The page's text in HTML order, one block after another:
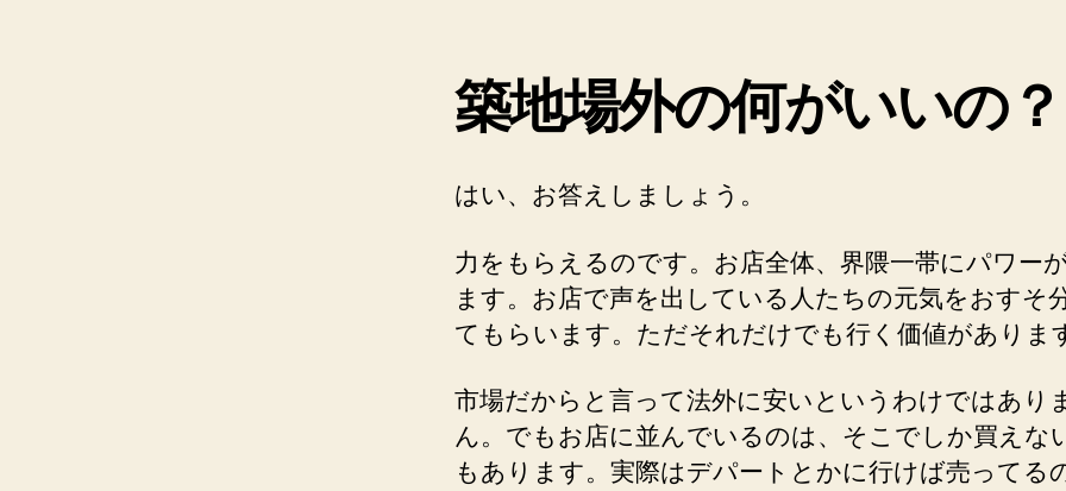
行
っ
ま
す
へ
築地場外の何がいいの？
はい、お答えしましょう。
力をもらえるのです。お店全体、界隈一帯にパワー
ます。お店で声を出している人たちの元気をおすそ
てもらいます。ただそれだけでも行く価値がありま
市場だからと言って法外に安いというわけではあり
ん。でもお店に並んでいるのは、そこでしか買えな
もあります。実際はデパートとかに行けば売ってる